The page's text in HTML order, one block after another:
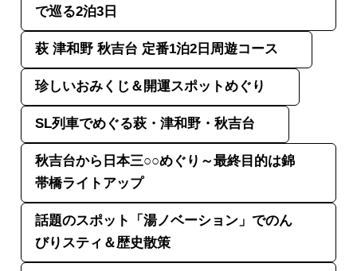
で巡る2泊3日
萩 津和野 秋吉台 定番1泊2日周遊コース
珍しいおみくじ＆開運スポットめぐり
SL列車でめぐる萩・津和野・秋吉台
秋吉台から日本三○○めぐり～最終目的は錦
帯橋ライトアップ
話題のスポット「湯ノベーション」でのん
びりスティ＆歴史散策